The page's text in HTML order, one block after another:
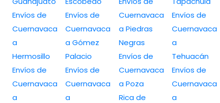
Envíos de
Cuernavaca
a
Hermosillo
Envíos de
Cuernavaca
a
Envíos de
Cuernavaca
a Gómez
Palacio
Envíos de
Cuernavaca
a
Cuernavaca
a Piedras
Negras
Envíos de
Cuernavaca
a Poza
Rica de
Envíos de
Cuernavaca
a
Tehuacán
Envíos de
Cuernavaca
a